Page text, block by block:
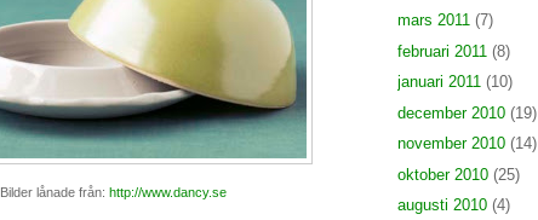
Bilder lånade från: http://www.dancy.se
mars 2011 (7)
februari 2011 (8)
januari 2011 (10)
december 2010 (19)
november 2010 (14)
oktober 2010 (25)
augusti 2010 (4)